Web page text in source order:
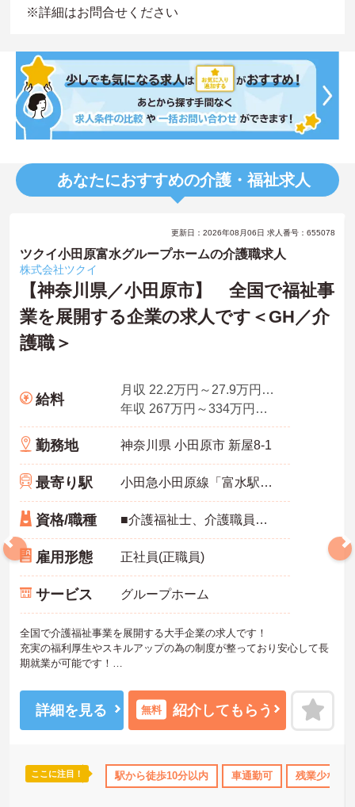
※詳細はお問合せください
あなたにおすすめの介護・福祉求人
日以上 資格取得サポート 研修制度あり ボーナス・賞与あり
更新日：2026年08月06日 求人番号：655078
ツクイ小田原富水グループホームの介護職求人
株式会社ツクイ
【神奈川県／小田原市】 全国で福祉事
業を展開する企業の求人です＜GH／介
護職＞
給料
月収 22.2万円～27.9万円程度（諸手当込み）
年収 267万円～334万円程度（別途賞与付与）
勤務地 神奈川県 小田原市 新屋8-1
最寄り駅 小田急小田原線「富水駅」徒歩10分
資格/職種 ■介護福祉士、介護職員実務者研修、介護職員初任者研修、ホームヘルパー1級、ホームヘルパー2級いずれかの資格をお持ちの方 ※未経験相談可能
雇用形態 正社員(正職員)
サービス グループホーム
全国で介護福祉事業を展開する大手企業の求人です！
充実の福利厚生やスキルアップの為の制度が整っており安心して長
期就業が可能です！
すのでお気軽にご相談ください。
詳細を見る 無料 紹介してもらう
ここに注目！ 駅から徒歩10分以内 車通勤可 残業少なめ